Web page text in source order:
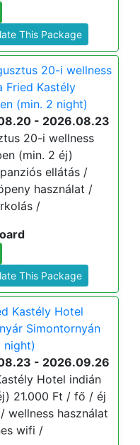
This Package
20-i wellness
Fried Kastély
(min. 2 night)
- 2026.08.23
20-i wellness
(min. 2 éj)
ellátás /
használat /
/
This Package
Kastély Hotel
Simontornyán
night)
- 2026.09.26
Hotel indián
21.000 Ft / fő / éj
használat
wifi /